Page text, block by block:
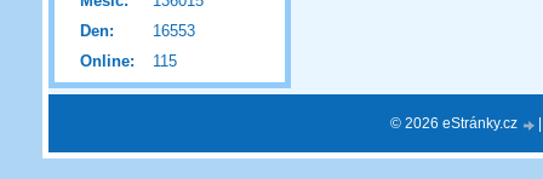
Online: 115
Den:
16553
© 2026 eStránky.cz